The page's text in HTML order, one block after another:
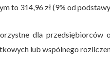
to 314,96 zł (9% od
dla przedsiębiorców
lub wspólnego